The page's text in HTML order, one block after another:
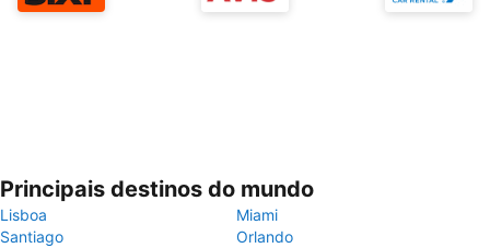
Principais destinos do mundo
Lisboa
Miami
Santiago
Orlando